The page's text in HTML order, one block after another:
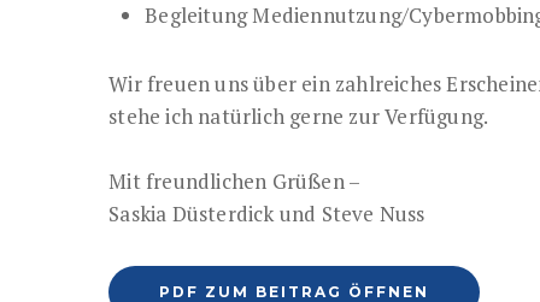
Begleitung Mediennutzung/
Wir freuen uns über ein zahlreiches
stehe ich natürlich gerne zur Verfügung.
Mit freundlichen Grüßen –
Saskia Düsterdick und Steve Nuss
PDF ZUM BEITRAG ÖFFNEN